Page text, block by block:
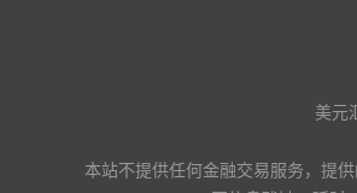
美元
本站不提供任何金融交易服务，提